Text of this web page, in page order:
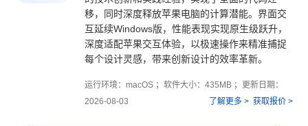
移，同时深度释放苹果电脑的计算潜能。界面交
互延续Windows版，性能表现实现原生级跃升，
深度适配苹果交互体验，以极速操作来精准捕捉
每个设计灵感，带来创新设计的效率革新。
运行环境：macOS ；软件大小：435MB ；更新日期：
2026-08-03
获取报价 >
了解更多 >